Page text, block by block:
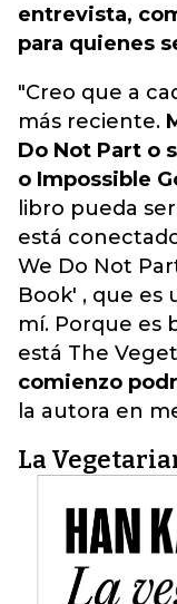
entrevista,
para quienes
"Creo que a
más reciente.
Do Not Part o
o Impossible
libro pueda
está
We Do Not
Book' , que es
mí. Porque es
está The
comienzo
la autora en
La